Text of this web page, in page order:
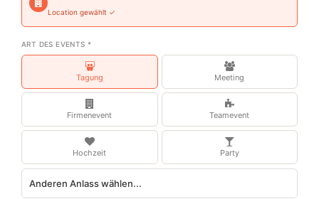
Location gewählt ✓
ART DES EVENTS *
Tagung Meeting
Firmenevent Teamevent
Hochzeit Party